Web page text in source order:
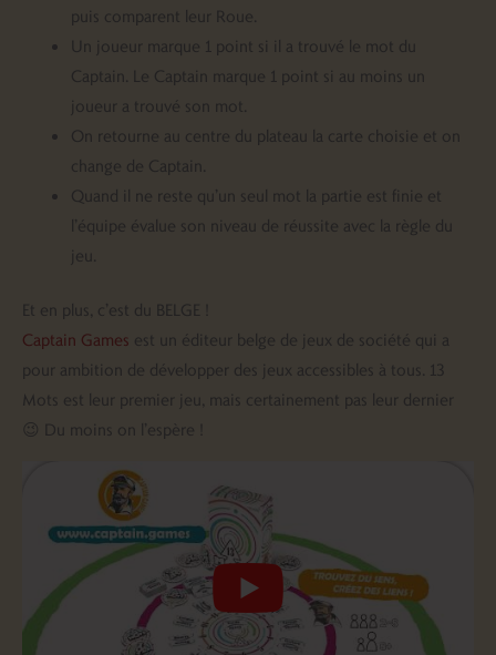
puis comparent leur Roue.
Un joueur marque 1 point si il a trouvé le mot du
Captain. Le Captain marque 1 point si au moins un
joueur a trouvé son mot.
On retourne au centre du plateau la carte choisie et on
change de Captain.
Quand il ne reste qu’un seul mot la partie est finie et
l’équipe évalue son niveau de réussite avec la règle du
jeu.
Et en plus, c’est du BELGE !
Captain Games est un éditeur belge de jeux de société qui a
pour ambition de développer des jeux accessibles à tous. 13
Mots est leur premier jeu, mais certainement pas leur dernier
😉 Du moins on l’espère !